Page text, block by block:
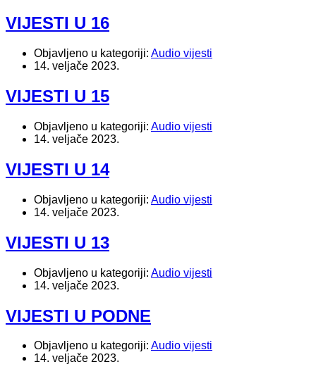
VIJESTI U 16
Objavljeno u kategoriji: Audio vijesti
14. veljače 2023.
VIJESTI U 15
Objavljeno u kategoriji: Audio vijesti
14. veljače 2023.
VIJESTI U 14
Objavljeno u kategoriji: Audio vijesti
14. veljače 2023.
VIJESTI U 13
Objavljeno u kategoriji: Audio vijesti
14. veljače 2023.
VIJESTI U PODNE
Objavljeno u kategoriji: Audio vijesti
14. veljače 2023.